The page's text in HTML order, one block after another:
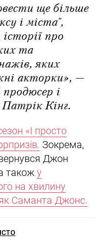
ще більше
і міста",
про
та
яких
акторки», —
і
Кінг.
«І просто
Зокрема,
Джон
також у
на хвилину
Саманта Джонс.